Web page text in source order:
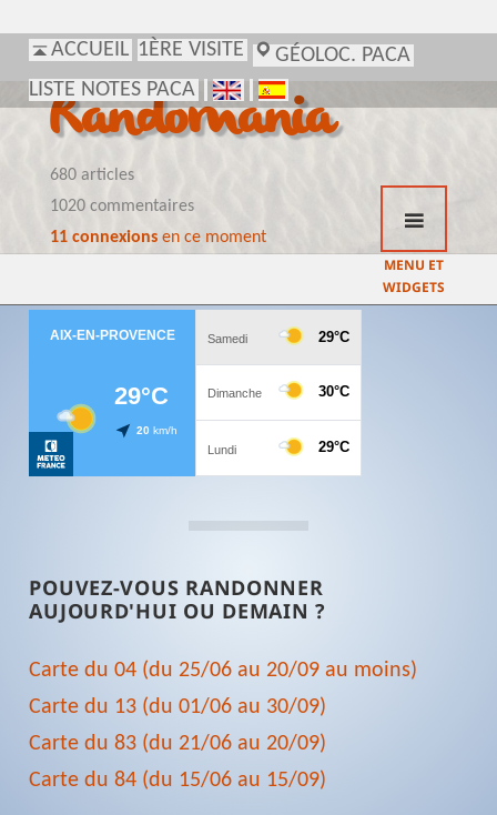
ACCUEIL 1ÈRE VISITE
GÉOLOC. PACA
LISTE NOTES PACA
Randomania
680 articles
1020 commentaires
11 connexionsen ce moment
MENU ET
WIDGETS
POUVEZ-VOUS RANDONNER
AUJOURD'HUI OU DEMAIN ?
Carte du 04 (du 25/06 au 20/09 au moins)
Carte du 13 (du 01/06 au 30/09)
Carte du 83 (du 21/06 au 20/09)
Carte du 84 (du 15/06 au 15/09)